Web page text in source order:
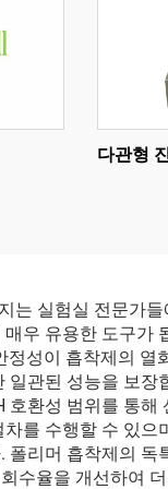
다관형
는 실험실 전문가
우 유용한 도구가
정성이 흡착제의 열
일관된 성능을 보장
호환성 범위를 통해
를 수행할 수 있으
폴리머 흡착제의 독
수율을 개선하여